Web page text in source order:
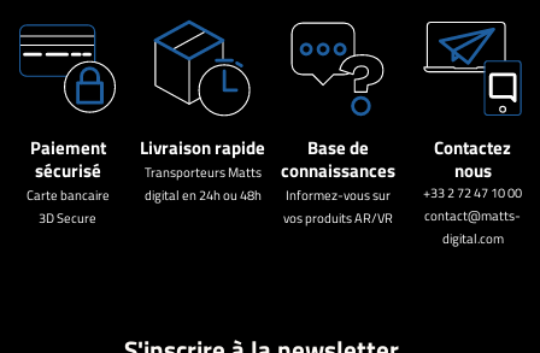
Paiement
sécurisé
Carte bancaire
3D Secure
Livraison rapide
Transporteurs Matts
digital en 24h ou 48h
Base de
connaissances
Informez-vous sur
vos produits AR/VR
Contactez
nous
+33 2 72 47 10 00
contact@matts-
digital.com